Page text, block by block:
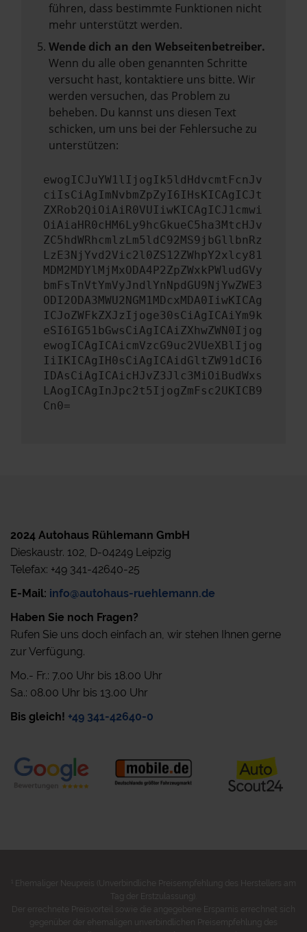
führen, dass bestimmte Funktionen nicht
mehr unterstützt werden.
Wende dich an den Webseitenbetreiber.
Wenn du alle oben genannten Schritte
versucht hast, kontaktiere uns bitte. Wir
werden versuchen, das Problem zu
beheben. Du kannst uns diesen Text
schicken, um uns bei der Fehlersuche zu
unterstützen:
ewogICJuYW1lIjogIk5ldHdvcmtFcnJv
ciIsCiAgImNvbmZpZyI6IHsKICAgICJt
ZXRob2QiOiAiR0VUIiwKICAgICJ1cmwi
OiAiaHR0cHM6Ly9hcGkueC5ha3MtcHJv
ZC5hdWRhcmlzLm5ldC92MS9jbGllbnRz
LzE3NjYvd2Vic2l0ZS12ZWhpY2xlcy81
MDM2MDYlMjMxODA4P2ZpZWxkPWludGVy
bmFsTnVtYmVyJndlYnNpdGU9NjYwZWE3
ODI2ODA3MWU2NGM1MDcxMDA0IiwKICAg
ICJoZWFkZXJzIjoge30sCiAgICAiYm9k
eSI6IG51bGwsCiAgICAiZXhwZWN0Ijog
ewogICAgICAicmVzcG9uc2VUeXBlIjog
IiIKICAgIH0sCiAgICAidGltZW91dCI6
IDAsCiAgICAicHJvZ3Jlc3MiOiBudWxs
LAogICAgInJpc2t5IjogZmFsc2UKICB9
Cn0=
2024 Autohaus Rühlemann GmbH
Dieskaustr. 102, D-04249 Leipzig
Telefax: +49 341-42640-25
E-Mail: info@autohaus-ruehlemann.de
Haben Sie noch Fragen?
Rufen Sie uns doch einfach an, wir stehen Ihnen gerne
zur Verfügung.
Mo.- Fr.: 7.00 Uhr bis 18.00 Uhr
Sa.: 08.00 Uhr bis 13.00 Uhr
Bis gleich! +49 341-42640-0
Ehemaliger Neupreis (Unverbindliche Preisempfehlung des Herstellers am
Tag der Erstzulassung).
Der errechnete Preisvorteil sowie die angegebene Ersparnis errechnet sich
gegenüber der ehemaligen unverbindlichen Preisempfehlung des